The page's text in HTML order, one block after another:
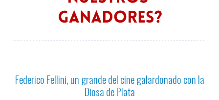
Federico Fellini, un grande del cine galardonado con la
Diosa de Plata